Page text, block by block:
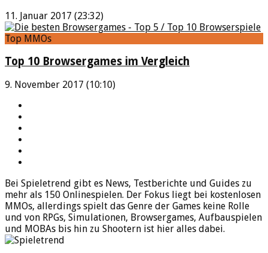
11. Januar 2017 (23:32)
Top MMOs
Top 10 Browsergames im Vergleich
9. November 2017 (10:10)
Bei Spieletrend gibt es News, Testberichte und Guides zu
mehr als 150 Onlinespielen. Der Fokus liegt bei kostenlosen
MMOs, allerdings spielt das Genre der Games keine Rolle
und von RPGs, Simulationen, Browsergames, Aufbauspielen
und MOBAs bis hin zu Shootern ist hier alles dabei.